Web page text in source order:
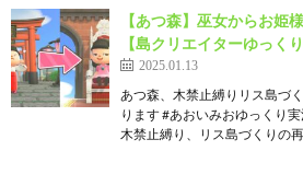
【あつ森】巫女からお姫
【島クリエイターゆっくり
2025.01.13
あつ森、木禁止縛りリス島づ
ります #あおいみおゆっくり
木禁止縛り、リス島づくりの